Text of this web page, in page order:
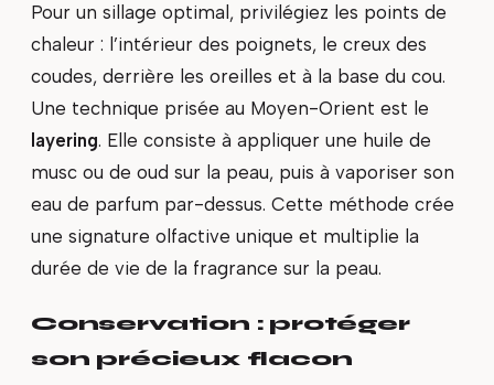
Pour un sillage optimal, privilégiez les points de
chaleur : l’intérieur des poignets, le creux des
coudes, derrière les oreilles et à la base du cou.
Une technique prisée au Moyen-Orient est le
layering. Elle consiste à appliquer une huile de
musc ou de oud sur la peau, puis à vaporiser son
eau de parfum par-dessus. Cette méthode crée
une signature olfactive unique et multiplie la
durée de vie de la fragrance sur la peau.
Conservation : protéger
son précieux flacon